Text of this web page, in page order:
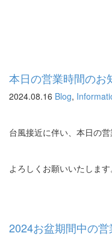
本日の営業時間のお
2024.08.16 Blog,
台風接近に伴い、本日の
よろしくお願いいたします
2024お盆期間中の